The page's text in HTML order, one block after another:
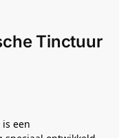
Tinctuur
een